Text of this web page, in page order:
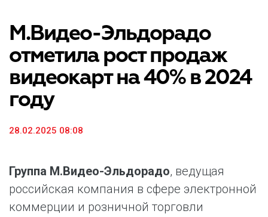
М.Видео-Эльдорадо
отметила рост продаж
видеокарт на 40% в 2024
году
28.02.2025 08:08
Группа М.Видео-Эльдорадо, ведущая
российская компания в сфере электронной
коммерции и розничной торговли